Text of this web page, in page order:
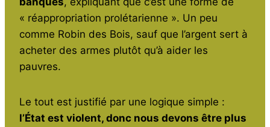
« réappropriation prolétarienne ». Un peu
comme Robin des Bois, sauf que l’argent sert à
acheter des armes plutôt qu’à aider les
pauvres.
Le tout est justifié par une logique simple :
l’État est violent, donc nous devons être plus